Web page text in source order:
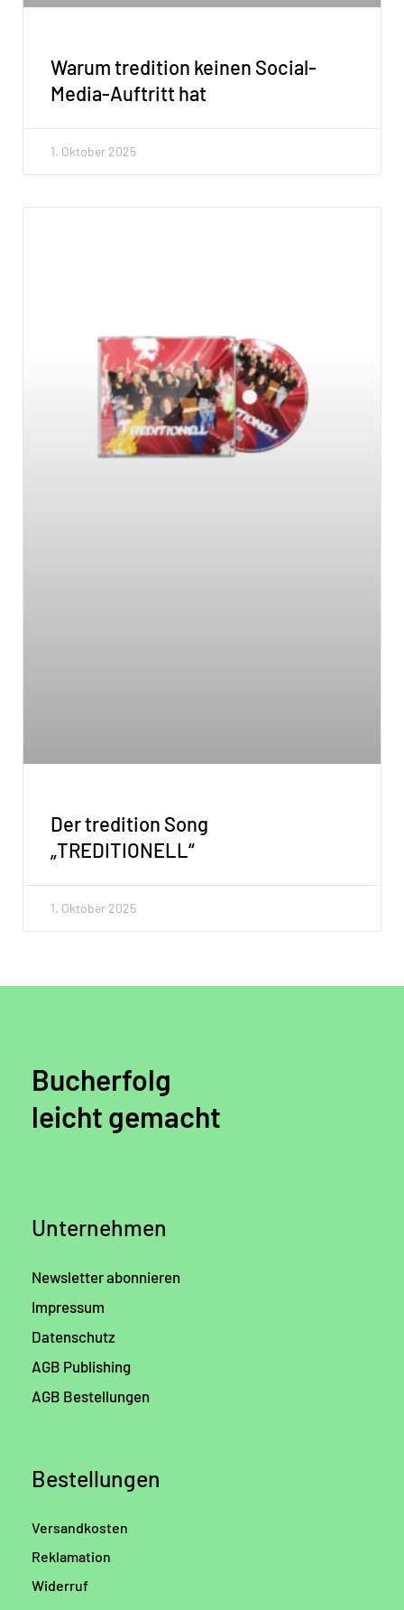
Warum tredition keinen Social-
Media-Auftritt hat
1. Oktober 2025
Der tredition Song
„TREDITIONELL“
1. Oktober 2025
Bucherfolg
leicht gemacht
Unternehmen
Newsletter abonnieren
Impressum
Datenschutz
AGB Publishing
AGB Bestellungen
Bestellungen
Versandkosten
Reklamation
Widerruf